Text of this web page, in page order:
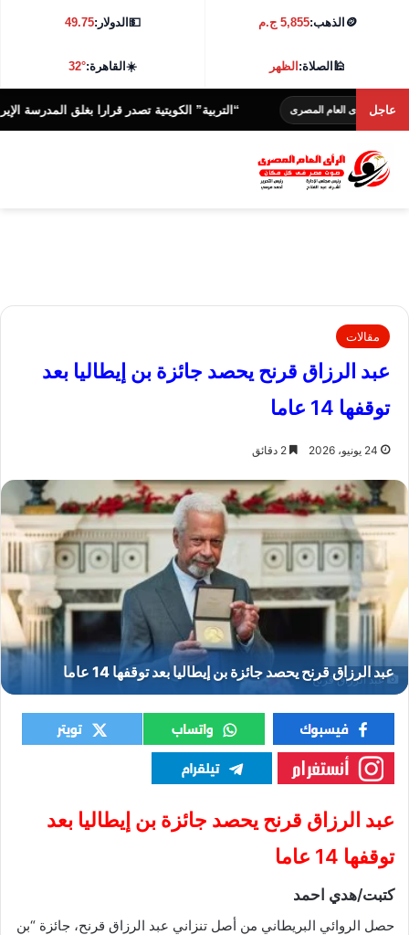
🪙 الذهب:5,855 ج.م 💵الدولار:49.75
🕌الصلاة:الظهر ☀️القاهرة:32°
عاجل
العام المصرى “التربية” الكويتية تصدر قرارا بغلق المدرسة الإيرانية
مقالات
عبد الرزاق قرنح يحصد جائزة بن إيطاليا بعد
توقفها 14 عاما
24 يونيو، 2026
عبد الرزاق قرنح
عبد الرزاق قرنح يحصد جائزة بن إيطاليا بعد
توقفها 14 عاما
كتبت/هدي احمد
حصل الروائي البريطاني من أصل تنزاني عبد الرزاق قرنح، جائزة “بن